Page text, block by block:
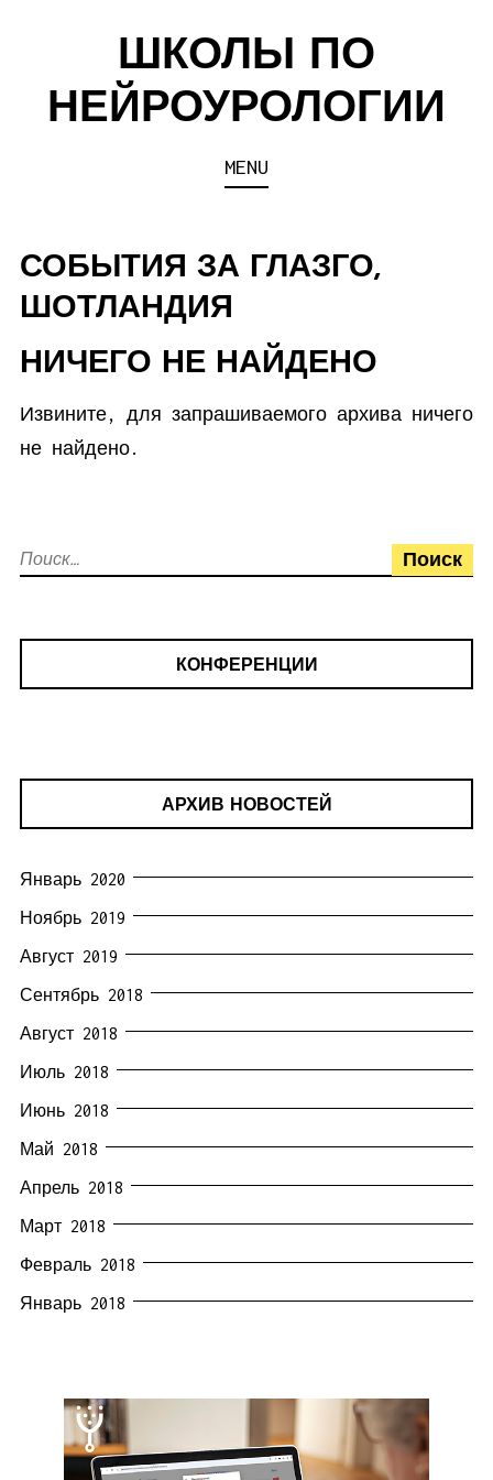
ШКОЛЫ ПО
НЕЙРОУРОЛОГИИ
MENU
СОБЫТИЯ ЗА ГЛАЗГО,
ШОТЛАНДИЯ
НИЧЕГО НЕ НАЙДЕНО
Извините, для запрашиваемого архива ничего
не найдено.
Найти:
КОНФЕРЕНЦИИ
АРХИВ НОВОСТЕЙ
Январь 2020
Ноябрь 2019
Август 2019
Сентябрь 2018
Август 2018
Июль 2018
Июнь 2018
Май 2018
Апрель 2018
Март 2018
Февраль 2018
Январь 2018